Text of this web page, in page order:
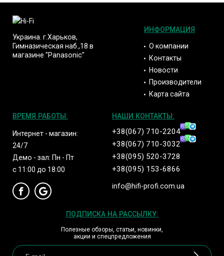
Украина. г.Харьков,
Гимназическая наб.,18 в
магазине "Panasonic"
ИНФОРМАЦИЯ
О компании
Контакты
Новости
Производители
Карта сайта
ВРЕМЯ РАБОТЫ:
Интернет - магазин:
24/7
Демо - зал: Пн - Пт
с 11:00 до 18:00
НАШИ КОНТАКТЫ:
+38(067) 710-2204
+38(067) 710-3032
+38(095) 520-3728
+38(095) 153-6866
info@hifi-profi.com.ua
ПОДПИСКА НА РАССЫЛКУ:
Полезные обзоры, статьи, новинки,
акции и спецпредложения